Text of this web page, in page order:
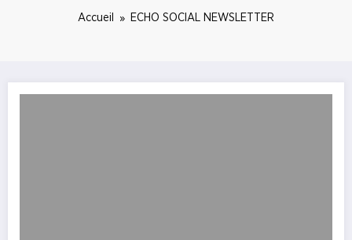
Accueil ECHO SOCIAL NEWSLETTER